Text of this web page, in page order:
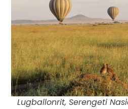
Lugballonrit, Serengeti